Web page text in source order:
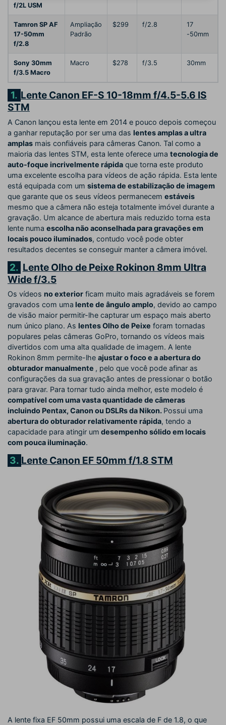
f/2L USM
Tamron SP AF
17-50mm
f/2.8
Ampliação
Padrão
$299 f/2.8
17
-50mm
Sony 30mm
f/3.5 Macro
Macro $278 f/3.5 30mm
1. Lente Canon EF-S 10-18mm f/4.5-5.6 IS
STM
A Canon lançou esta lente em 2014 e pouco depois começou
a ganhar reputação por ser uma das lentes amplas a ultra
amplas mais confiáveis para câmeras Canon. Tal como a
maioria das lentes STM, esta lente oferece uma tecnologia de
auto-foque incrivelmente rápida que torna este produto
uma excelente escolha para vídeos de ação rápida. Esta lente
está equipada com um sistema de estabilização de imagem
que garante que os seus vídeos permanecem estáveis
mesmo que a câmera não esteja totalmente imóvel durante a
gravação. Um alcance de abertura mais reduzido torna esta
lente numa escolha não aconselhada para gravações em
locais pouco iluminados, contudo você pode obter
resultados decentes se conseguir manter a câmera imóvel.
2. Lente Olho de Peixe Rokinon 8mm Ultra
Wide f/3.5
Os vídeos no exterior ficam muito mais agradáveis se forem
gravados com uma lente de ângulo amplo, devido ao campo
de visão maior permitir-lhe capturar um espaço mais aberto
num único plano. As lentes Olho de Peixe foram tornadas
populares pelas câmeras GoPro, tornando os vídeos mais
divertidos com uma alta qualidade de imagem. A lente
Rokinon 8mm permite-lhe ajustar o foco e a abertura do
obturador manualmente , pelo que você pode afinar as
configurações da sua gravação antes de pressionar o botão
para gravar. Para tornar tudo ainda melhor, este modelo é
compatível com uma vasta quantidade de câmeras
incluindo Pentax, Canon ou DSLRs da Nikon. Possui uma
abertura do obturador relativamente rápida, tendo a
capacidade para atingir um desempenho sólido em locais
com pouca iluminação.
3. Lente Canon EF 50mm f/1.8 STM
A lente fixa EF 50mm possui uma escala de F de 1.8, o que